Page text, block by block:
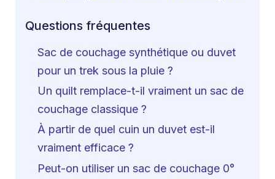
Questions fréquentes
Sac de couchage synthétique ou duvet
pour un trek sous la pluie ?
Un quilt remplace-t-il vraiment un sac de
couchage classique ?
À partir de quel cuin un duvet est-il
vraiment efficace ?
Peut-on utiliser un sac de couchage 0°